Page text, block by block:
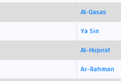
Al-Qasas
Ya Sin
Al-Hujurat
Ar-Rahman